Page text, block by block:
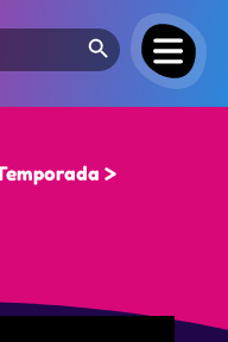
Search Button
>